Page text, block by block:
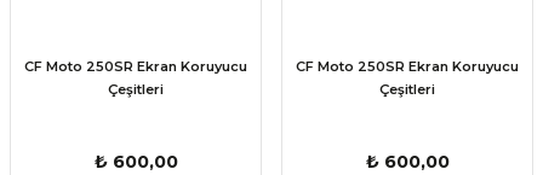
CF Moto 250SR Ekran Koruyucu
Çeşitleri
₺ 600,00
CF Moto 250SR Ekran Koruyucu
Çeşitleri
₺ 600,00